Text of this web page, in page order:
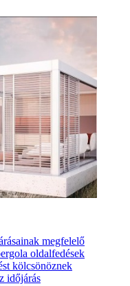
megfelelő
oldalfedések
kölcsönöznek
időjárás